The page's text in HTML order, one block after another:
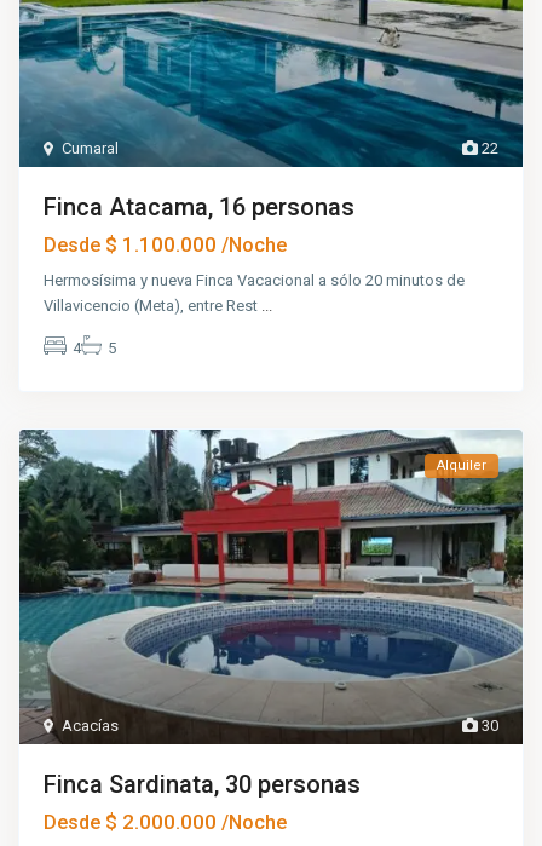
22
Cumaral
Finca Atacama, 16 personas
Desde $ 1.100.000/Noche
Hermosísima y nueva Finca Vacacional a sólo 20 minutos de
Villavicencio (Meta), entre Rest ...
4 5
30
Acacías
Alquiler
Finca Sardinata, 30 personas
Desde $ 2.000.000/Noche